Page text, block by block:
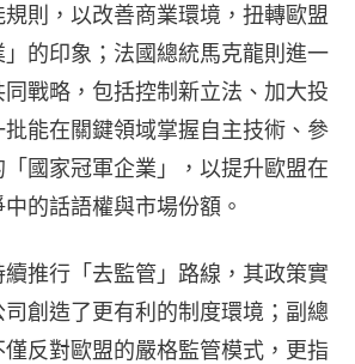
則，以改善商業環境，扭轉歐盟
」的印象；法國總統馬克龍則進一
戰略，包括控制新立法、加大投
能在關鍵領域掌握自主技術、參
國家冠軍企業」，以提升歐盟在
的話語權與市場份額。
推行「去監管」路線，其政策實
創造了更有利的制度環境；副總
反對歐盟的嚴格監管模式，更指